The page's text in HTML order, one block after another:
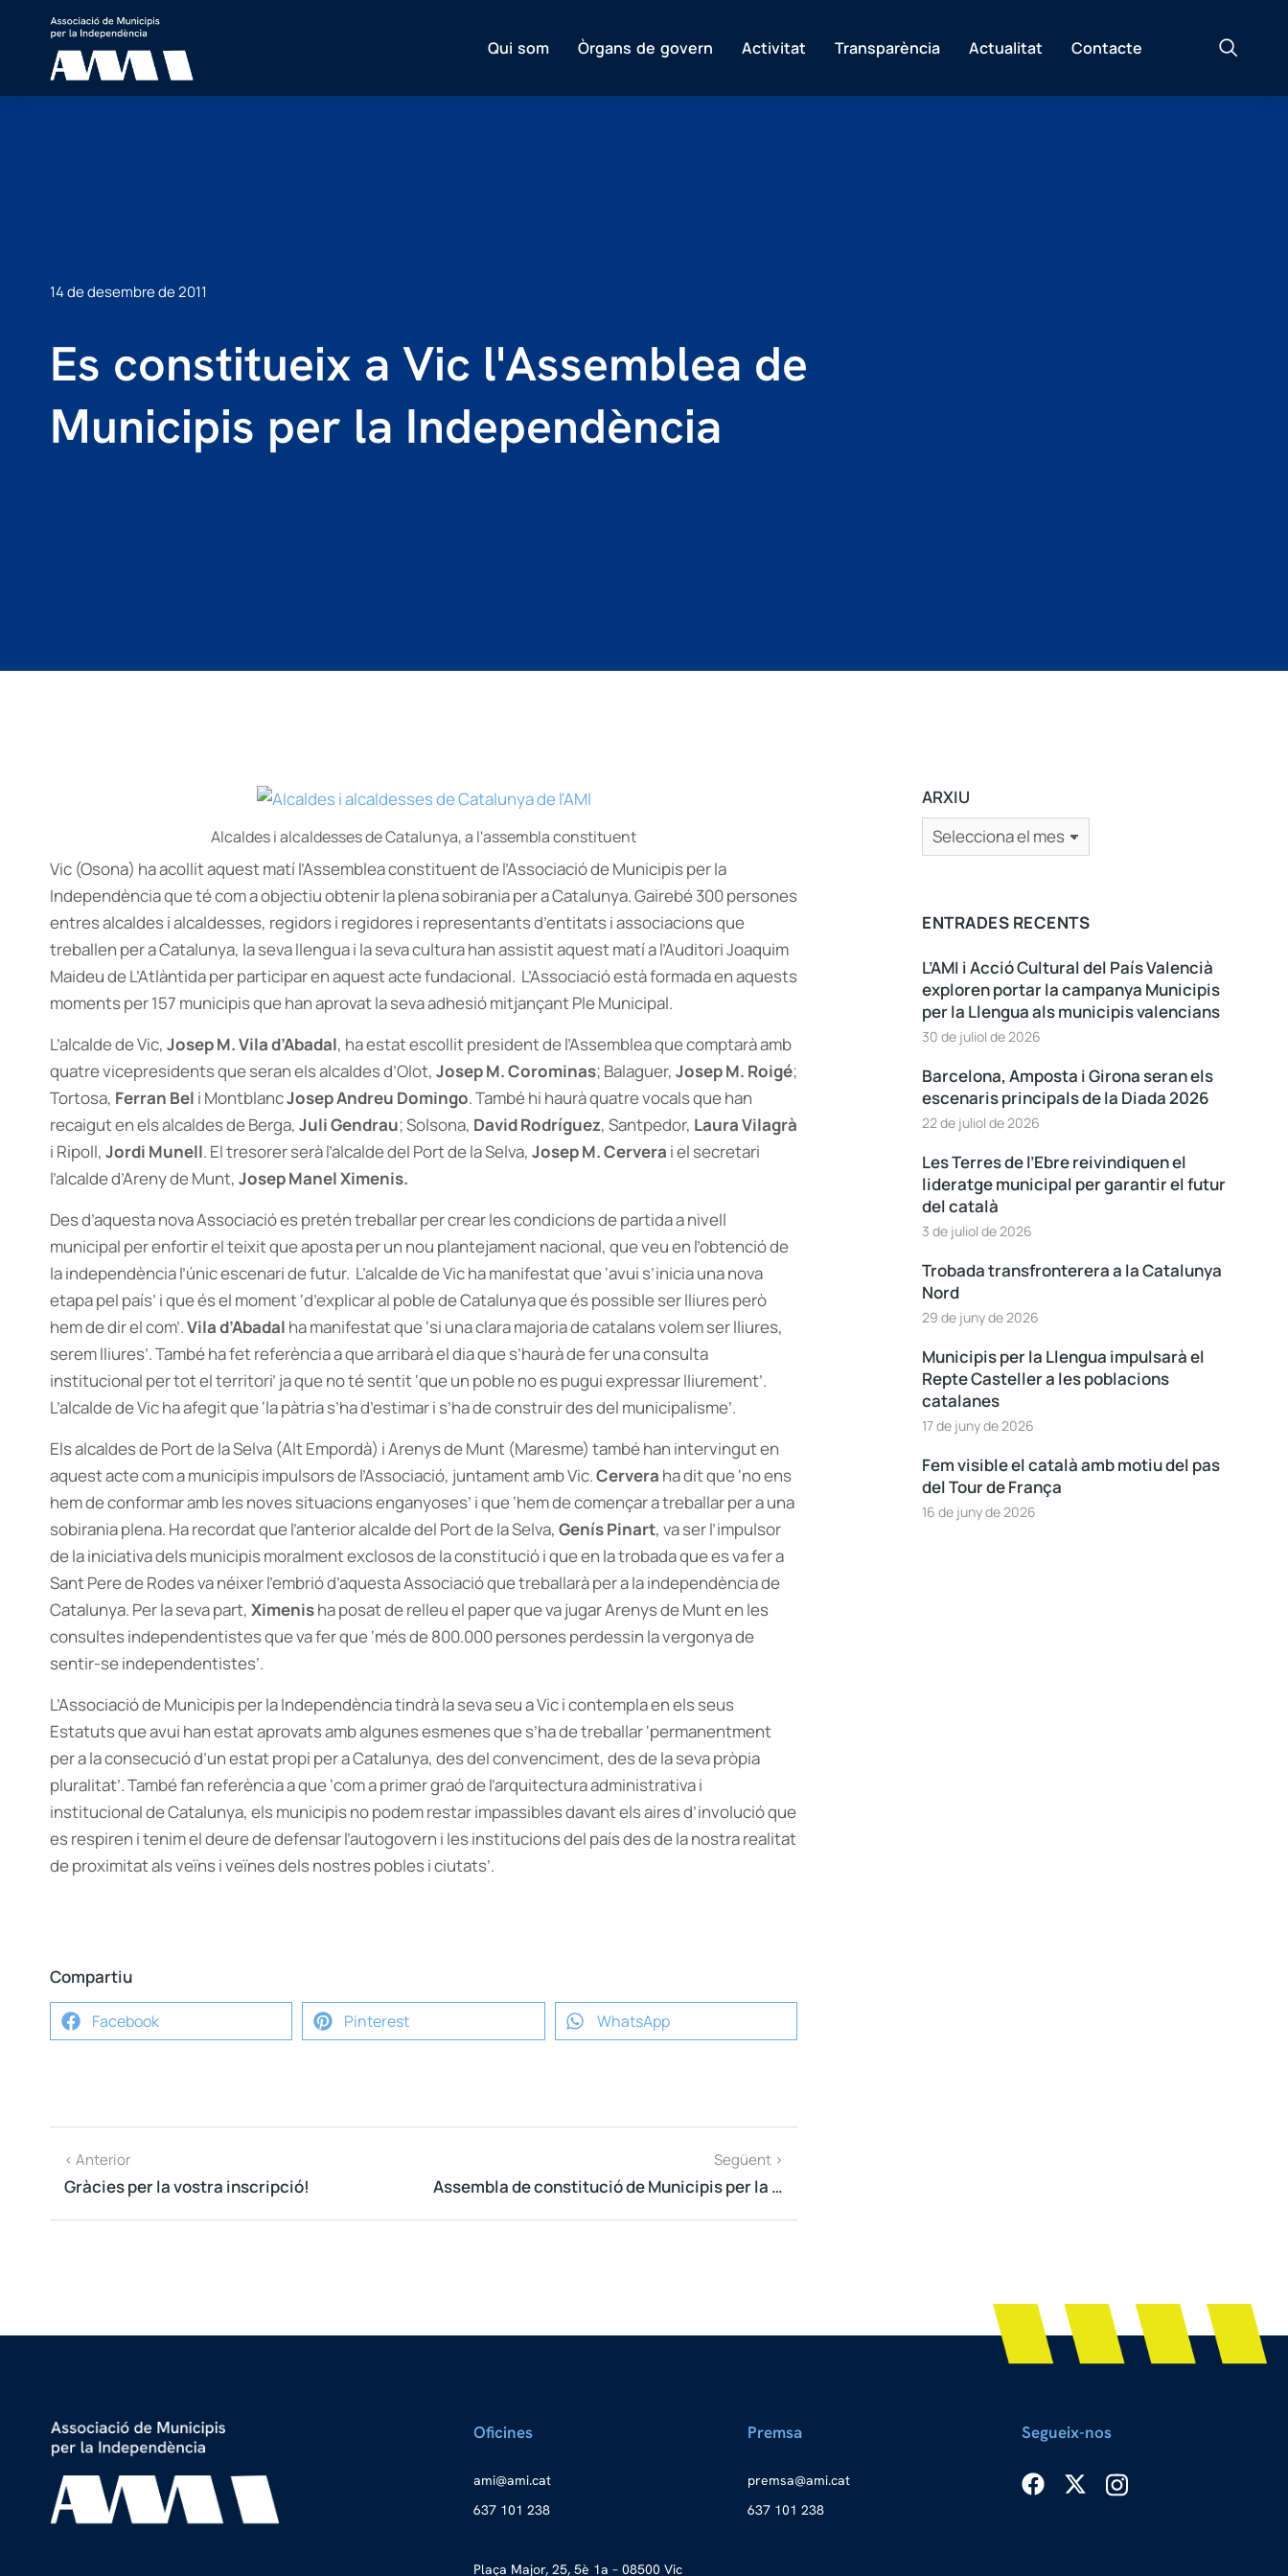
Qui som Òrgans de govern Activitat Transparència Actualitat Contacte
14 de desembre de 2011
Es constitueix a Vic l'Assemblea de
Municipis per la Independència
Alcaldes i alcaldesses de Catalunya, a l'assembla constituent
Vic (Osona) ha acollit aquest matí l’Assemblea constituent de l’Associació de Municipis per la
Independència que té com a objectiu obtenir la plena sobirania per a Catalunya. Gairebé 300 persones
entres alcaldes i alcaldesses, regidors i regidores i representants d’entitats i associacions que
treballen per a Catalunya, la seva llengua i la seva cultura han assistit aquest matí a l’Auditori Joaquim
Maideu de L’Atlàntida per participar en aquest acte fundacional. L’Associació està formada en aquests
moments per 157 municipis que han aprovat la seva adhesió mitjançant Ple Municipal.
L’alcalde de Vic, Josep M. Vila d’Abadal, ha estat escollit president de l’Assemblea que comptarà amb
quatre vicepresidents que seran els alcaldes d’Olot, Josep M. Corominas; Balaguer, Josep M. Roigé;
Tortosa, Ferran Bel i MontblancJosep Andreu Domingo. També hi haurà quatre vocals que han
recaigut en els alcaldes de Berga, Juli Gendrau; Solsona, David Rodríguez, Santpedor, Laura Vilagrà
i Ripoll, Jordi Munell. El tresorer serà l’alcalde del Port de la Selva, Josep M. Cervera i el secretari
l’alcalde d’Areny de Munt, Josep Manel Ximenis.
Des d’aquesta nova Associació es pretén treballar per crear les condicions de partida a nivell
municipal per enfortir el teixit que aposta per un nou plantejament nacional, que veu en l’obtenció de
la independència l’únic escenari de futur. L’alcalde de Vic ha manifestat que ‘avui s’inicia una nova
etapa pel país’ i que és el moment ‘d’explicar al poble de Catalunya que és possible ser lliures però
hem de dir el com’.Vila d’Abadal ha manifestat que ‘si una clara majoria de catalans volem ser lliures,
serem lliures’. També ha fet referència a que arribarà el dia que s’haurà de fer una consulta
institucional per tot el territori’ ja que no té sentit ‘que un poble no es pugui expressar lliurement’.
L’alcalde de Vic ha afegit que ‘la pàtria s’ha d’estimar i s’ha de construir des del municipalisme’.
Els alcaldes de Port de la Selva (Alt Empordà) i Arenys de Munt (Maresme) també han intervingut en
aquest acte com a municipis impulsors de l’Associació, juntament amb Vic.Cervera ha dit que ‘no ens
hem de conformar amb les noves situacions enganyoses’ i que ‘hem de començar a treballar per a una
sobirania plena. Ha recordat que l’anterior alcalde del Port de la Selva, Genís Pinart, va ser l’impulsor
de la iniciativa dels municipis moralment exclosos de la constitució i que en la trobada que es va fer a
Sant Pere de Rodes va néixer l’embrió d’aquesta Associació que treballarà per a la independència de
Catalunya. Per la seva part, Ximenisha posat de relleu el paper que va jugar Arenys de Munt en les
consultes independentistes que va fer que ‘més de 800.000 persones perdessin la vergonya de
sentir-se independentistes’.
L’Associació de Municipis per la Independència tindrà la seva seu a Vic i contempla en els seus
Estatuts que avui han estat aprovats amb algunes esmenes que s’ha de treballar ‘permanentment
per a la consecució d’un estat propi per a Catalunya, des del convenciment, des de la seva pròpia
pluralitat’. També fan referència a que ‘com a primer graó de l’arquitectura administrativa i
institucional de Catalunya, els municipis no podem restar impassibles davant els aires d’involució que
es respiren i tenim el deure de defensar l’autogovern i les institucions del país des de la nostra realitat
de proximitat als veïns i veïnes dels nostres pobles i ciutats’.
Compartiu
Facebook Pinterest WhatsApp
< Anterior
Gràcies per la vostra inscripció!
Següent >
Assembla de constitució de Municipis per la Independència
ARXIU
ENTRADES RECENTS
L’AMI i Acció Cultural del País Valencià
exploren portar la campanya Municipis
per la Llengua als municipis valencians
30 de juliol de 2026
Barcelona, Amposta i Girona seran els
escenaris principals de la Diada 2026
22 de juliol de 2026
Les Terres de l’Ebre reivindiquen el
lideratge municipal per garantir el futur
del català
3 de juliol de 2026
Trobada transfronterera a la Catalunya
Nord
29 de juny de 2026
Municipis per la Llengua impulsarà el
Repte Casteller a les poblacions
catalanes
17 de juny de 2026
Fem visible el català amb motiu del pas
del Tour de França
16 de juny de 2026
Oficines
tac.i
ma@im
a
637 101 238
Plaça Major, 25, 5è 1a – 08500 Vic
Premsa
tac.i
ma@as
merp
637 101 238
Segueix-nos